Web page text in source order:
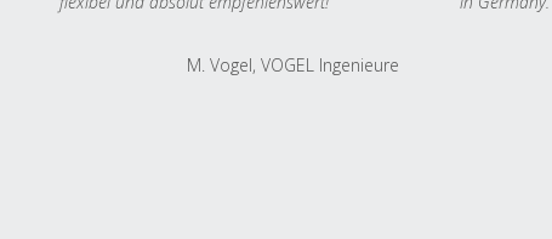
M. Vogel, VOGEL Ingenieure